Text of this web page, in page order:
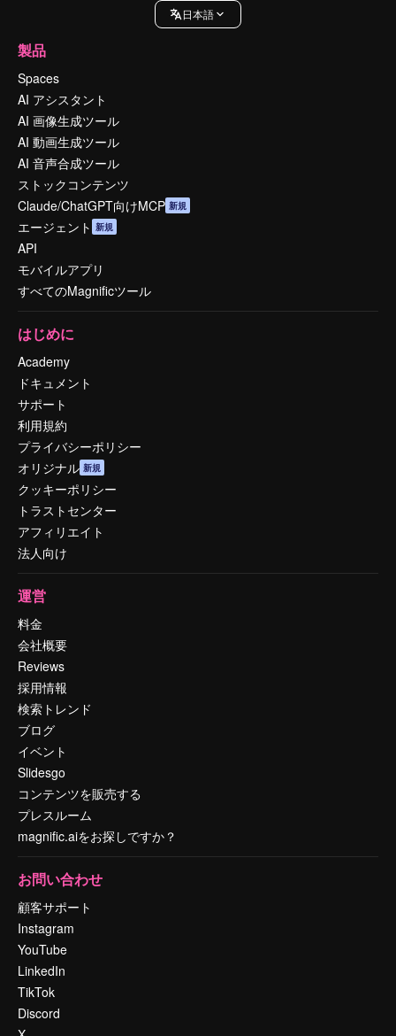
日本語
製品
Spaces
AI アシスタント
AI 画像生成ツール
AI 動画生成ツール
AI 音声合成ツール
ストックコンテンツ
Claude/ChatGPT向けMCP 新規
エージェント 新規
API
モバイルアプリ
すべてのMagnificツール
はじめに
Academy
ドキュメント
サポート
利用規約
プライバシーポリシー
オリジナル 新規
クッキーポリシー
トラストセンター
アフィリエイト
法人向け
運営
料金
会社概要
Reviews
採用情報
検索トレンド
ブログ
イベント
Slidesgo
コンテンツを販売する
プレスルーム
magnific.aiをお探しですか？
お問い合わせ
顧客サポート
Instagram
YouTube
LinkedIn
TikTok
Discord